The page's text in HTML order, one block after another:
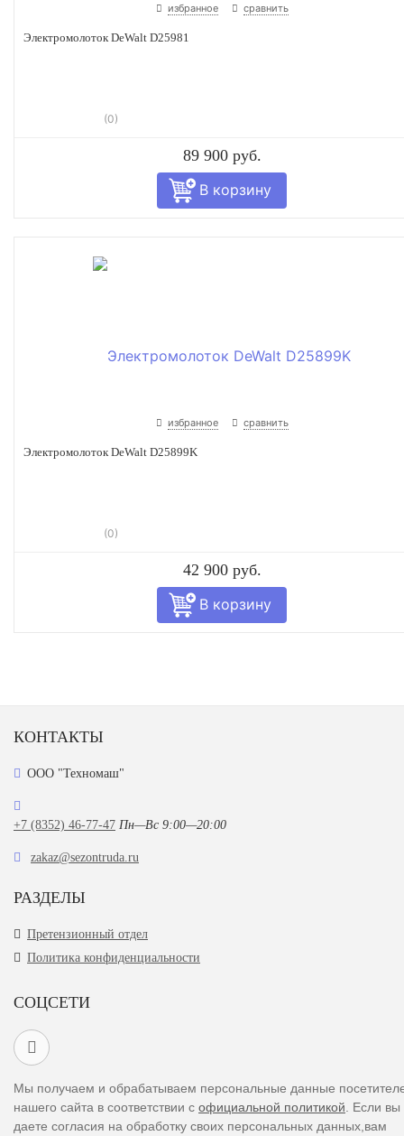
избранное сравнить
Электромолоток DeWalt D25981
(0)
89 900 руб.
избранное сравнить
Электромолоток DeWalt D25899K
(0)
42 900 руб.
КОНТАКТЫ
ООО "Техномаш"
+7 (8352) 46-77-47 Пн—Вс 9:00—20:00
zakaz@sezontruda.ru
РАЗДЕЛЫ
Претензионный отдел
Политика конфиденциальности
СОЦСЕТИ
Мы получаем и обрабатываем персональные данные
нашего сайта в соответствии с официальной политикой . Если
даете согласия на обработку своих персональных данных,вам